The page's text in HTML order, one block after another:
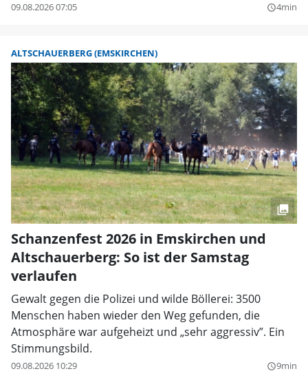
09.08.2026 07:05 query_builder4min
ALTSCHAUERBERG (EMSKIRCHEN)
Schanzenfest 2026 in Emskirchen und
Altschauerberg: So ist der Samstag
verlaufen
Gewalt gegen die Polizei und wilde Böllerei: 3500
Menschen haben wieder den Weg gefunden, die
Atmosphäre war aufgeheizt und „sehr aggressiv”. Ein
Stimmungsbild.
09.08.2026 10:29 query_builder9min